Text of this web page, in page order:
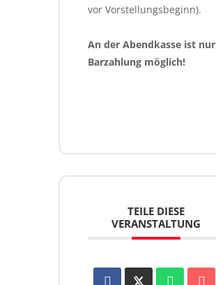
vor Vorstellungsbeginn).
An der Abendkasse ist nur
Barzahlung möglich!
TEILE DIESE
VERANSTALTUNG